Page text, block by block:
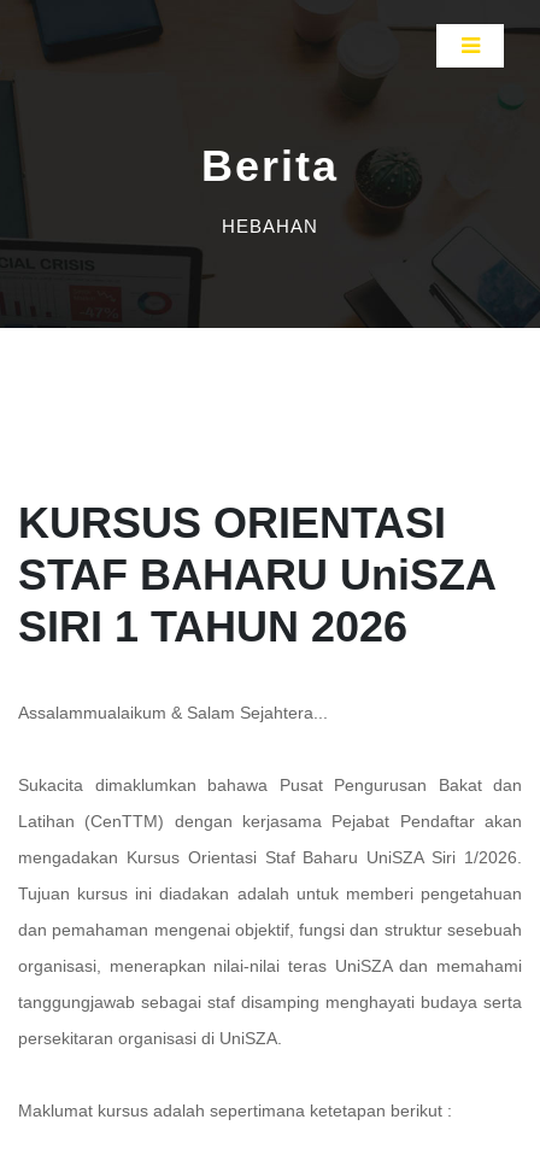
Berita
HEBAHAN
KURSUS ORIENTASI
STAF BAHARU UniSZA
SIRI 1 TAHUN 2026
Assalammualaikum & Salam Sejahtera...
Sukacita dimaklumkan bahawa Pusat Pengurusan Bakat dan
Latihan (CenTTM) dengan kerjasama Pejabat Pendaftar akan
mengadakan Kursus Orientasi Staf Baharu UniSZA Siri 1/2026.
Tujuan kursus ini diadakan adalah untuk memberi pengetahuan
dan pemahaman mengenai objektif, fungsi dan struktur sesebuah
organisasi, menerapkan nilai-nilai teras UniSZA dan memahami
tanggungjawab sebagai staf disamping menghayati budaya serta
persekitaran organisasi di UniSZA.
Maklumat kursus adalah sepertimana ketetapan berikut :